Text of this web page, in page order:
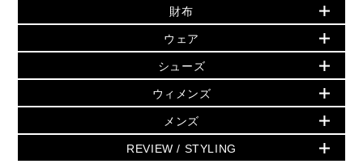
小物
シューズ・靴
ウェア
アクセサリー
時計
▶ メンズ
バッグ
追加アイテム
▶ ウィメンズすべて(ウェア・シューズ除く)
バッグ
財布・小物
ウェア
シューズ
時計・ジュエリー
▶ すべて
▶ ウィメンズすべて
財布・小物
アクセサリー
フレグランス
シューズ
人気の定番アイテム
日本限定 - バッグ
▶ ウィメンズすべて
トートバッグ
ショルダーバッグ
クロスボディ・斜め掛け
財布
日本限定 - 財布・小物
▶ ウィメンズすべて
GREENWICH
折り財布(二つ折り・三つ折り)
長財布
ウェア
▶ ウィメンズすべて
トップス
スカート・パンツ
ジャケット・アウター
シューズ
▶ ウィメンズすべて
サンダル
スニーカー
ウィメンズ
人気の定番アイテム
▶ ウィメンズすべて
メンズ
▶ メンズすべて
REVIEW / STYLING